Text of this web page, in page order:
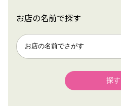
お店の名前で探す